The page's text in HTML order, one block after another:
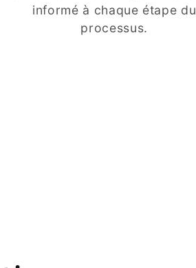
informé à chaque étape du
processus.